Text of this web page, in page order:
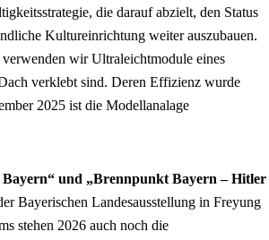
die darauf abzielt, den Status
Kultureinrichtung weiter auszubauen.
wir Ultraleichtmodule eines
verklebt sind. Deren Effizienz wurde
2025 ist die Modellanalage
und „Brennpunkt Bayern – Hitler
Bayerischen Landesausstellung in Freyung
stehen 2026 auch noch die